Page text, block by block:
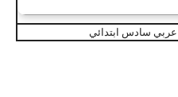
عربي سادس ابتدائي